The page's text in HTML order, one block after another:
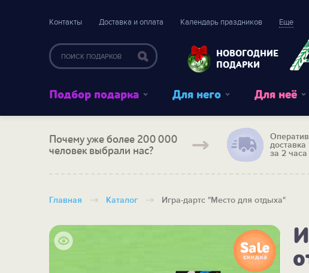
Контакты Доставка и оплата Календарь праздников Еще
НОВОГОДНИЕ
ПОДАРКИ
Подбор подарка Для него Для неё
Почему уже более 200 000
человек выбрали нас?
доставка
за 2 часа
Главная Каталог Игра-дартс "Место для отдыха"